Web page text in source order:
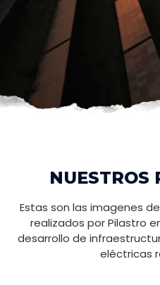
NUESTROS
Estas son las imagenes
realizados por Pilastro
desarrollo de
eléctricas